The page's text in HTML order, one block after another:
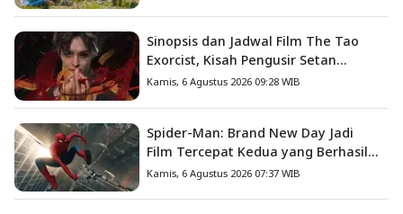
Sinopsis dan Jadwal Film The Tao
Exorcist, Kisah Pengusir Setan
Melawan Kutukan Mematikan
Kamis, 6 Agustus 2026 09:28 WIB
Spider-Man: Brand New Day Jadi
Film Tercepat Kedua yang Berhasil
Tembus US$1 Miliar
Kamis, 6 Agustus 2026 07:37 WIB